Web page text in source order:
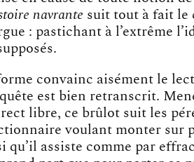
navrante suit tout à fait le
: pastichant à l’extrême
convainc aisément le
est bien retranscrit.
libre, ce brûlot suit les
voulant monter sur
qu’il assiste comme par